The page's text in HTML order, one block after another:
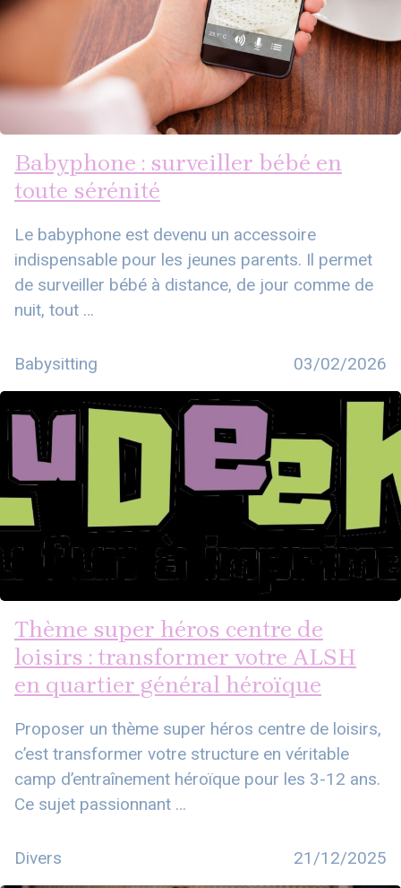
Babyphone : surveiller bébé en
toute sérénité
Le babyphone est devenu un accessoire
indispensable pour les jeunes parents. Il permet
de surveiller bébé à distance, de jour comme de
nuit, tout …
Babysitting 03/02/2026
Thème super héros centre de
loisirs : transformer votre ALSH
en quartier général héroïque
Proposer un thème super héros centre de loisirs,
c’est transformer votre structure en véritable
camp d’entraînement héroïque pour les 3-12 ans.
Ce sujet passionnant …
Divers 21/12/2025